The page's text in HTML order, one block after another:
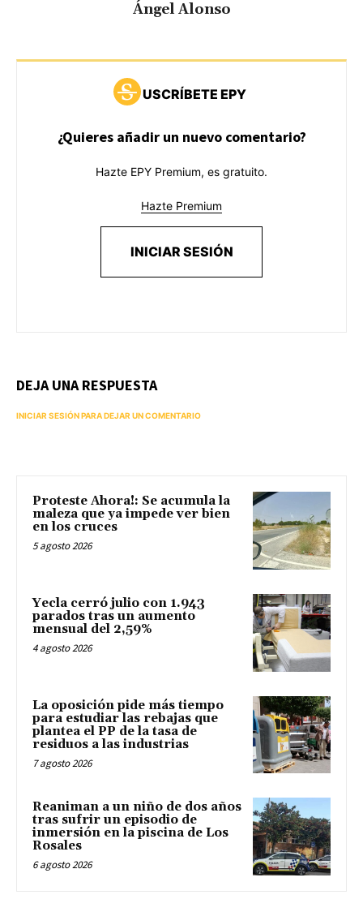
Ángel Alonso
USCRÍBETE EPY
¿Quieres añadir un nuevo comentario?
Hazte EPY Premium, es gratuito.
Hazte Premium
INICIAR SESIÓN
DEJA UNA RESPUESTA
INICIAR SESIÓN PARA DEJAR UN COMENTARIO
Proteste Ahora!: Se acumula la
maleza que ya impede ver bien
en los cruces
5 agosto 2026
Yecla cerró julio con 1.943
parados tras un aumento
mensual del 2,59%
4 agosto 2026
La oposición pide más tiempo
para estudiar las rebajas que
plantea el PP de la tasa de
residuos a las industrias
7 agosto 2026
Reaniman a un niño de dos años
tras sufrir un episodio de
inmersión en la piscina de Los
Rosales
6 agosto 2026